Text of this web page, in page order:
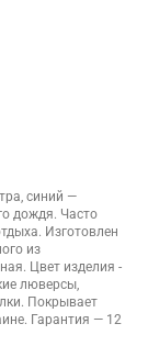
синий —
дождя. Часто
Изготовлен
из
Цвет изделия -
люверсы,
Покрывает
Гарантия — 12